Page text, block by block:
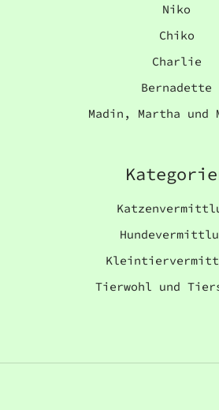
Niko
Chiko
Charlie
Bernadette
Madin, Martha und
Tierwohl und